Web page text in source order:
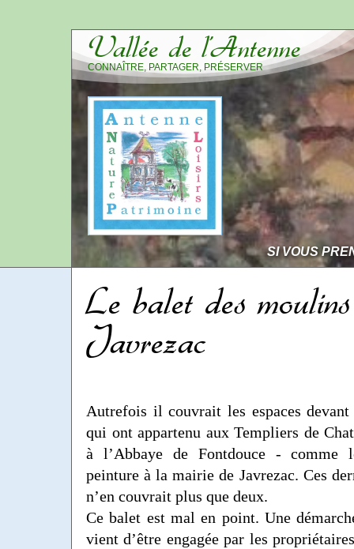
Vallée de l’Antenne
CONNAÎTRE, PARTAGER, PRÉSERVER
SI VOUS
Le balet des
Javrezac
Autrefois il couvrait les espaces
qui ont appartenu aux Templiers de
à l’Abbaye de Fontdouce - comme
peinture à la mairie de Javrezac. Ces
n’en couvrait plus que deux.
Ce balet est mal en point. Une
vient d’être engagée par les